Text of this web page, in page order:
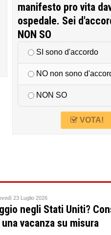
manifesto pro vita
ospedale. Sei
NON SO
SI sono d'accordo
NO non sono
NON SO
VOTA!
23 Luglio 2026
negli Stati Uniti?
vacanza su misura